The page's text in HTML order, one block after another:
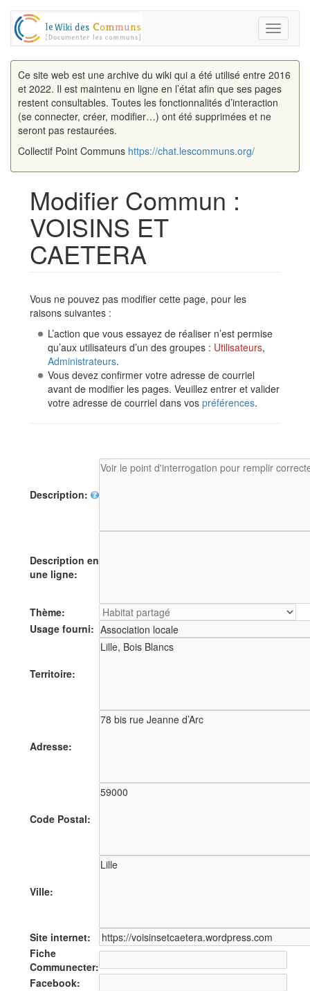
Toggle
Ce site web est une archive du wiki qui a été utilisé entre 2016
et 2022. Il est maintenu en ligne en l’état afin que ses pages
restent consultables. Toutes les fonctionnalités d’interaction
(se connecter, créer, modifier…) ont été supprimées et ne
seront pas restaurées.
Collectif Point Communs https://chat.lescommuns.org/
Modifier Commun :
VOISINS ET
CAETERA
Vous ne pouvez pas modifier cette page, pour les
raisons suivantes :
L’action que vous essayez de réaliser n’est permise
qu’aux utilisateurs d’un des groupes : Utilisateurs,
Administrateurs.
Vous devez confirmer votre adresse de courriel
avant de modifier les pages. Veuillez entrer et valider
votre adresse de courriel dans vos préférences.
Description:
Description en
une ligne:
Thème:
Usage fourni:
Territoire:
Adresse:
Code Postal:
Ville:
Site internet:
Fiche
Communecter:
Facebook: